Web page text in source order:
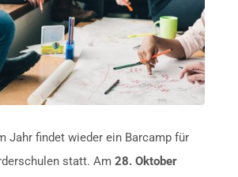
Jahr findet wieder ein Barcamp für
statt. Am28. Oktober